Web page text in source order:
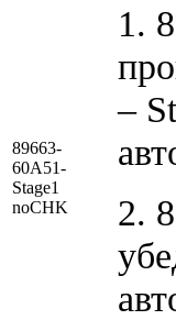
89663-
60A51-
Stage1
noCHK
1.
–
2.